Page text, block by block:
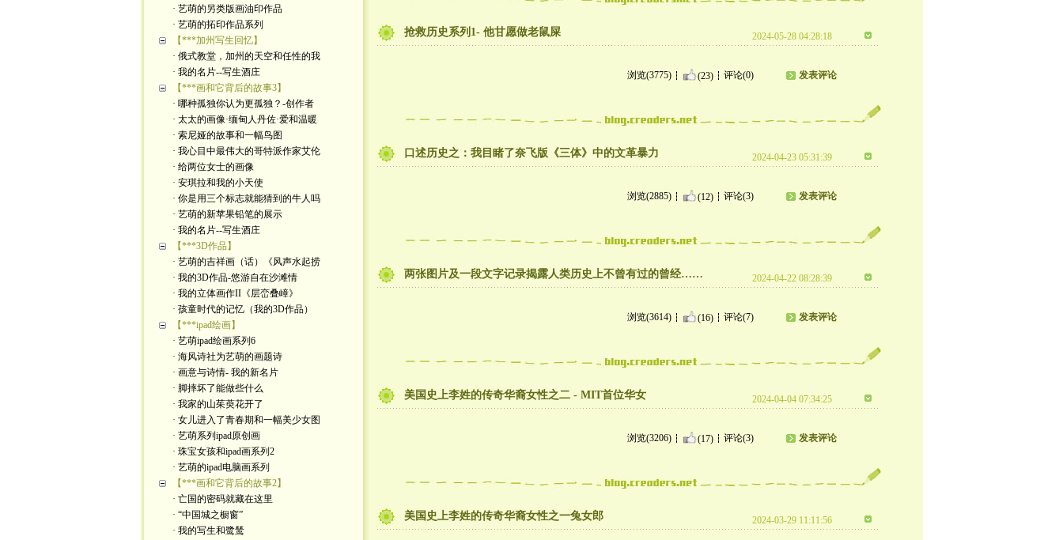
· 艺萌的另类版画油印作品
· 艺萌的拓印作品系列
【***加州写生回忆】
· 俄式教堂，加州的天空和任性的我
· 我的名片--写生酒庄
【***画和它背后的故事3】
· 哪种孤独你认为更孤独？-创作者
· 太太的画像·缅甸人丹佐·爱和温暖
· 索尼娅的故事和一幅鸟图
· 我心目中最伟大的哥特派作家艾伦
· 给两位女士的画像
· 安琪拉和我的小天使
· 你是用三个标志就能猜到的牛人吗
· 艺萌的新苹果铅笔的展示
· 我的名片--写生酒庄
【***3D作品】
· 艺萌的吉祥画（话）《风声水起捞
· 我的3D作品-悠游自在沙滩情
· 我的立体画作II《层峦叠嶂》
· 孩童时代的记忆（我的3D作品）
【***ipad绘画】
· 艺萌ipad绘画系列6
· 海风诗社为艺萌的画题诗
· 画意与诗情- 我的新名片
· 脚摔坏了能做些什么
· 我家的山茱萸花开了
· 女儿进入了青春期和一幅美少女图
· 艺萌系列ipad原创画
· 珠宝女孩和ipad画系列2
· 艺萌的ipad电脑画系列
【***画和它背后的故事2】
· 亡国的密码就藏在这里
· “中国城之橱窗”
· 我的写生和鹭鸶
抢救历史系列1- 他甘愿做老鼠屎 2024-05-28 04:28:18
浏览(3775) (23) 评论(0) 发表评论
口述历史之：我目睹了奈飞版《三体》中的文革暴力 2024-04-23 05:31:39
浏览(2885) (12) 评论(3) 发表评论
两张图片及一段文字记录揭露人类历史上不曾有过的曾经…… 2024-04-22 08:28:39
浏览(3614) (16) 评论(7) 发表评论
美国史上李姓的传奇华裔女性之二 - MIT首位华女 2024-04-04 07:34:25
浏览(3206) (17) 评论(3) 发表评论
美国史上李姓的传奇华裔女性之一兔女郎 2024-03-29 11:11:56